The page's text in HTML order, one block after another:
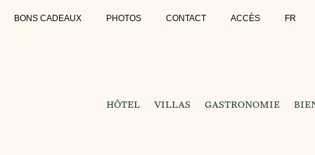
BONS CADEAUX PHOTOS CONTACT ACCÈS FR
HÔTEL VILLAS GASTRONOMIE